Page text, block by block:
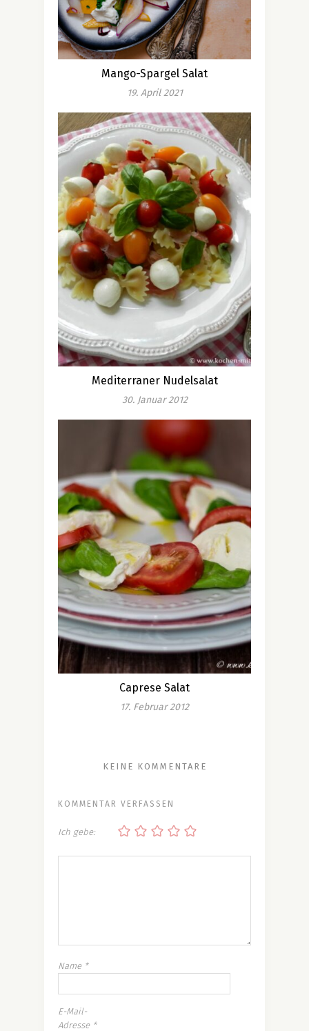
Mango-Spargel Salat
19. April 2021
Mediterraner Nudelsalat
30. Januar 2012
Caprese Salat
17. Februar 2012
KEINE KOMMENTARE
KOMMENTAR VERFASSEN
Ich gebe:
Name *
E-Mail-
Adresse *